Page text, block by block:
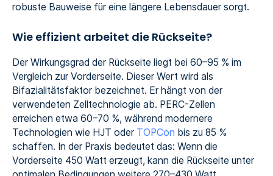
robuste Bauweise für eine längere Lebensdauer sorgt.
Wie effizient arbeitet die Rückseite?
Der Wirkungsgrad der Rückseite liegt bei 60–95 % im
Vergleich zur Vorderseite. Dieser Wert wird als
Bifazialitätsfaktor bezeichnet. Er hängt von der
verwendeten Zelltechnologie ab. PERC-Zellen
erreichen etwa 60–70 %, während modernere
Technologien wie HJT oder TOPCon bis zu 85 %
schaffen. In der Praxis bedeutet das: Wenn die
Vorderseite 450 Watt erzeugt, kann die Rückseite unter